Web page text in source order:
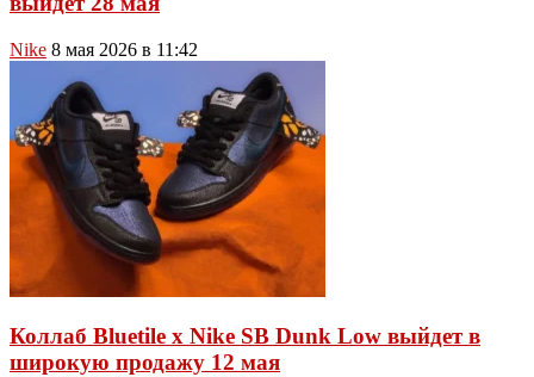
Nike 8 мая 2026 в 11:42
Коллаб Bluetile x Nike SB Dunk Low выйдет в
широкую продажу 12 мая